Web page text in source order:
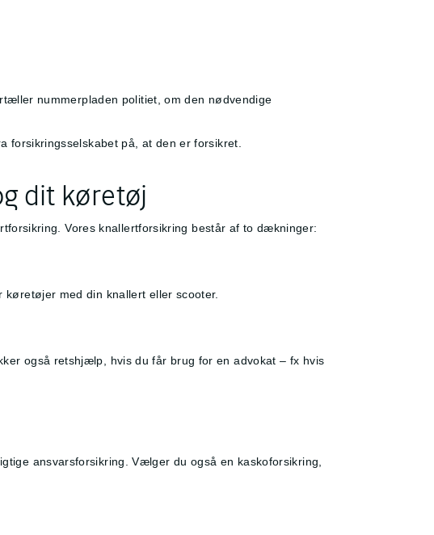
nummerpladen politiet, om den nødvendige
forsikringsselskabet på, at den er forsikret.
dit køretøj
Vores knallertforsikring består af to dækninger:
med din knallert eller scooter.
også retshjælp, hvis du får brug for en advokat – fx hvis
ansvarsforsikring. Vælger du også en kaskoforsikring,